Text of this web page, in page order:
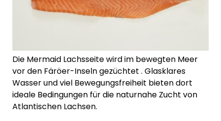
Die Mermaid Lachsseite wird im bewegten Meer
vor den Färöer-Inseln gezüchtet . Glasklares
Wasser und viel Bewegungsfreiheit bieten dort
ideale Bedingungen für die naturnahe Zucht von
Atlantischen Lachsen.